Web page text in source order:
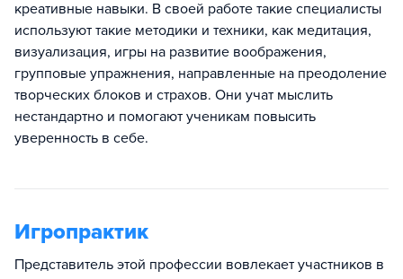
креативные навыки. В своей работе такие специалисты
используют такие методики и техники, как медитация,
визуализация, игры на развитие воображения,
групповые упражнения, направленные на преодоление
творческих блоков и страхов. Они учат мыслить
нестандартно и помогают ученикам повысить
уверенность в себе.
Игропрактик
Представитель этой профессии вовлекает участников в